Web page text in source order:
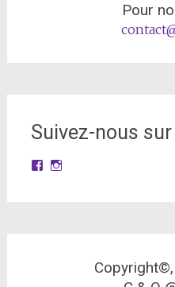
Pour
Suivez-nous sur
Facebook
Instagram